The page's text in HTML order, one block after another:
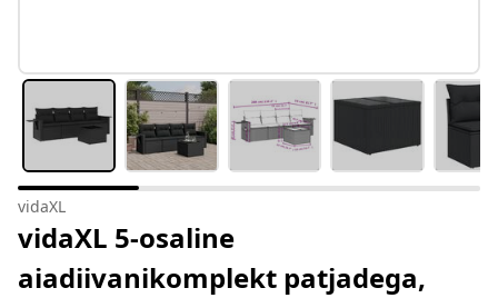
vidaXL
vidaXL 5-osaline
aiadiivanikomplekt patjadega,